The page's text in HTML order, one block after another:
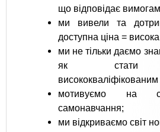
що відповідає
ми вивели та
доступна ціна =
ми не тільки даємо
як стати
мотивуємо на
самонавчання;
ми відкриваємо світ